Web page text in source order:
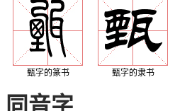
甄字的篆书 甄字的隶书
同音字